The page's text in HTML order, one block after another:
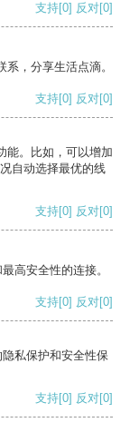
支持[0] 反对[0]
，分享生活点滴。
支持[0] 反对[0]
能。比如，可以增加
自动选择最优的线
支持[0] 反对[0]
高安全性的连接。
支持[0] 反对[0]
私保护和安全性保
支持[0] 反对[0]